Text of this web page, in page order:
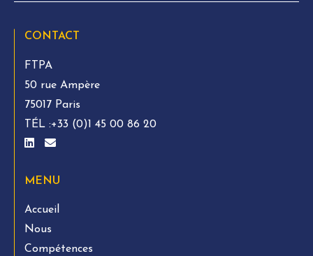
CONTACT
FTPA
50 rue Ampère
75017 Paris
TÉL :+33 (0)1 45 00 86 20
MENU
Accueil
Nous
Compétences